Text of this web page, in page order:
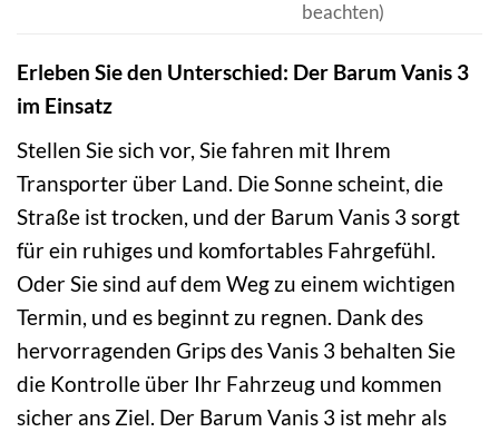
beachten)
Erleben Sie den Unterschied: Der Barum Vanis 3
im Einsatz
Stellen Sie sich vor, Sie fahren mit Ihrem
Transporter über Land. Die Sonne scheint, die
Straße ist trocken, und der Barum Vanis 3 sorgt
für ein ruhiges und komfortables Fahrgefühl.
Oder Sie sind auf dem Weg zu einem wichtigen
Termin, und es beginnt zu regnen. Dank des
hervorragenden Grips des Vanis 3 behalten Sie
die Kontrolle über Ihr Fahrzeug und kommen
sicher ans Ziel. Der Barum Vanis 3 ist mehr als